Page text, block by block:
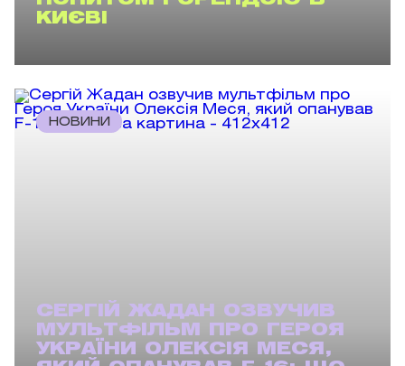
КИЄВІ
НОВИНИ
СЕРГІЙ ЖАДАН ОЗВУЧИВ
МУЛЬТФІЛЬМ ПРО ГЕРОЯ
УКРАЇНИ ОЛЕКСІЯ МЕСЯ,